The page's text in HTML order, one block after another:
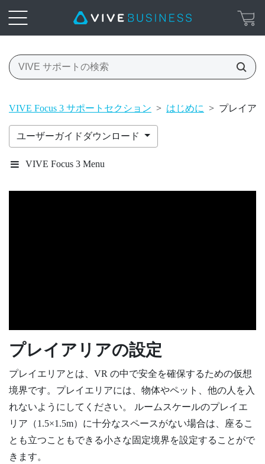
VIVE Focus 3 サポートセクション > はじめに > プレイア
ユーザーガイドダウンロード
VIVE Focus 3 Menu
プレイアリアの設定
プレイエリアとは、VR の中で安全を確保するための仮想
境界です。プレイエリアには、物体やペット、他の人を入
れないようにしてください。 ルームスケールのプレイエ
リア（1.5×1.5m）に十分なスペースがない場合は、座るこ
とも立つこともできる小さな固定境界を設定することがで
きます。